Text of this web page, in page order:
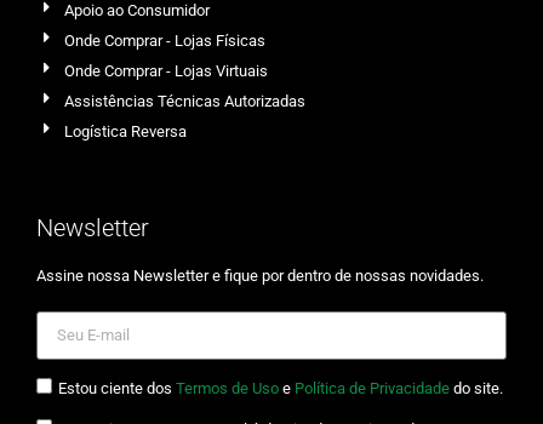
Apoio ao Consumidor
Onde Comprar - Lojas Físicas
Onde Comprar - Lojas Virtuais
Assistências Técnicas Autorizadas
Logística Reversa
Newsletter
Assine nossa Newsletter e fique por dentro de nossas novidades.
Estou ciente dos Termos de Uso e Política de Privacidade do site.